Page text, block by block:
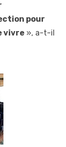
pour
vivre », a-t-il